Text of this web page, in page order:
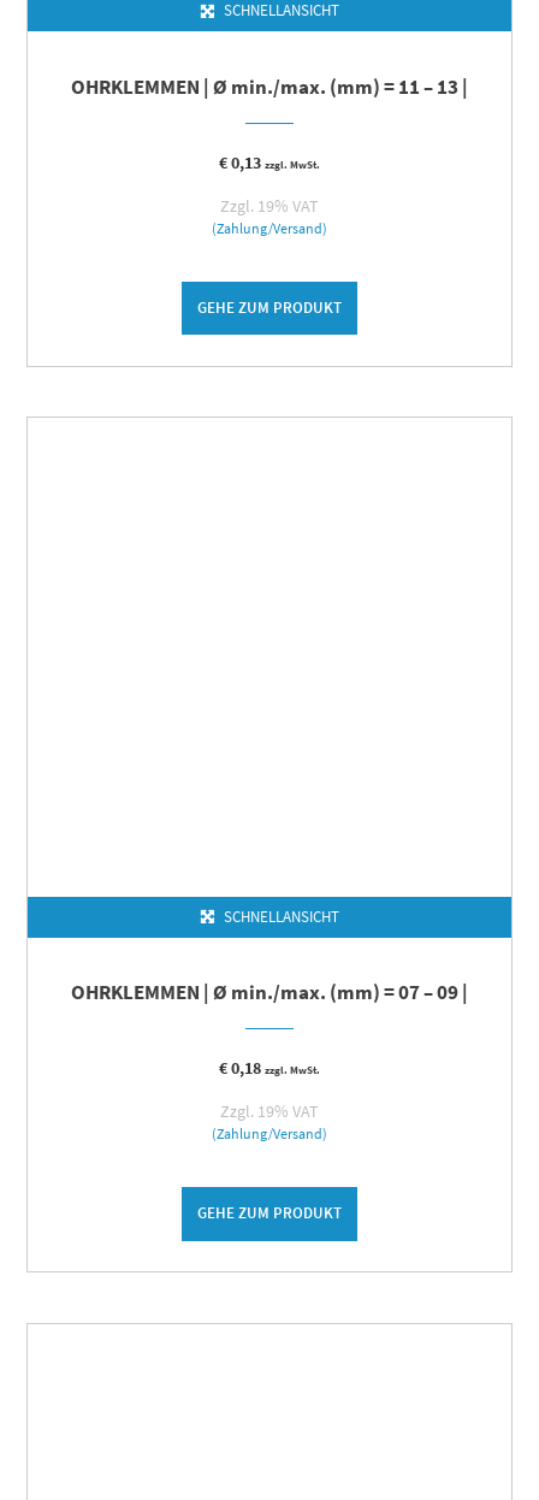
SCHNELLANSICHT
OHRKLEMMEN | Ø min./max. (mm) = 11 – 13 |
€0,13 zzgl. MwSt.
Zzgl. 19% VAT
(Zahlung/Versand)
GEHE ZUM PRODUKT
SCHNELLANSICHT
OHRKLEMMEN | Ø min./max. (mm) = 07 – 09 |
€0,18 zzgl. MwSt.
Zzgl. 19% VAT
(Zahlung/Versand)
GEHE ZUM PRODUKT